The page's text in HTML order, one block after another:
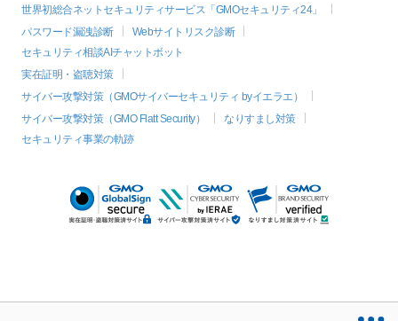
世界初総合ネットセキュリティサービス「GMOセキュリティ24」
パスワード漏洩診断
Webサイトリスク診断
セキュリティ相談AIチャットボット
実在証明・盗聴対策
サイバー攻撃対策（GMOサイバーセキュリティ byイエラエ）
サイバー攻撃対策（GMO Flatt Security）
なりすまし対策
セキュリティ事業の軌跡